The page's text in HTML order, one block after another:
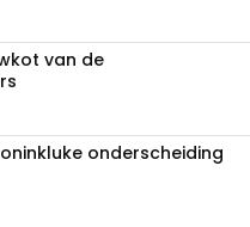
van de
onderscheiding